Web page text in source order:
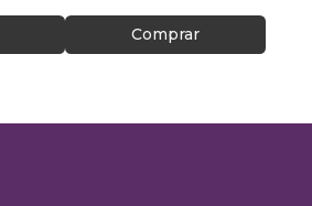
Comprar